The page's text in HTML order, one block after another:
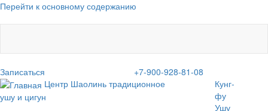
Перейти к основному содержанию
Записаться
+7-900-928-81-08
Центр Шаолинь традиционное
ушу и цигун
Кунг-
фу
Ушу